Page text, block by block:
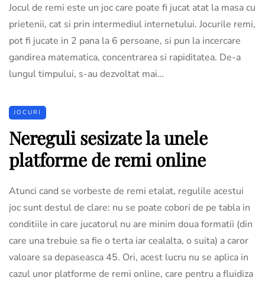
Jocul de remi este un joc care poate fi jucat atat la masa cu
prietenii, cat si prin intermediul internetului. Jocurile remi,
pot fi jucate in 2 pana la 6 persoane, si pun la incercare
gandirea matematica, concentrarea si rapiditatea. De-a
lungul timpului, s-au dezvoltat mai…
JOCURI
Nereguli sesizate la unele
platforme de remi online
Atunci cand se vorbeste de remi etalat, regulile acestui
joc sunt destul de clare: nu se poate cobori de pe tabla in
conditiile in care jucatorul nu are minim doua formatii (din
care una trebuie sa fie o terta iar cealalta, o suita) a caror
valoare sa depaseasca 45. Ori, acest lucru nu se aplica in
cazul unor platforme de remi online, care pentru a fluidiza